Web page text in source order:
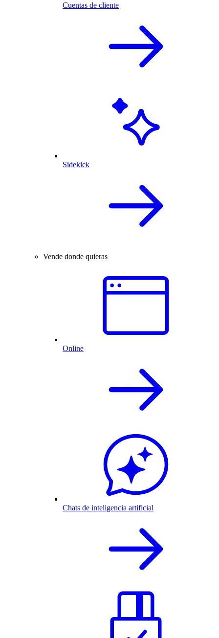
Cuentas de cliente
Sidekick
Vende donde quieras
Online
Chats de inteligencia artificial